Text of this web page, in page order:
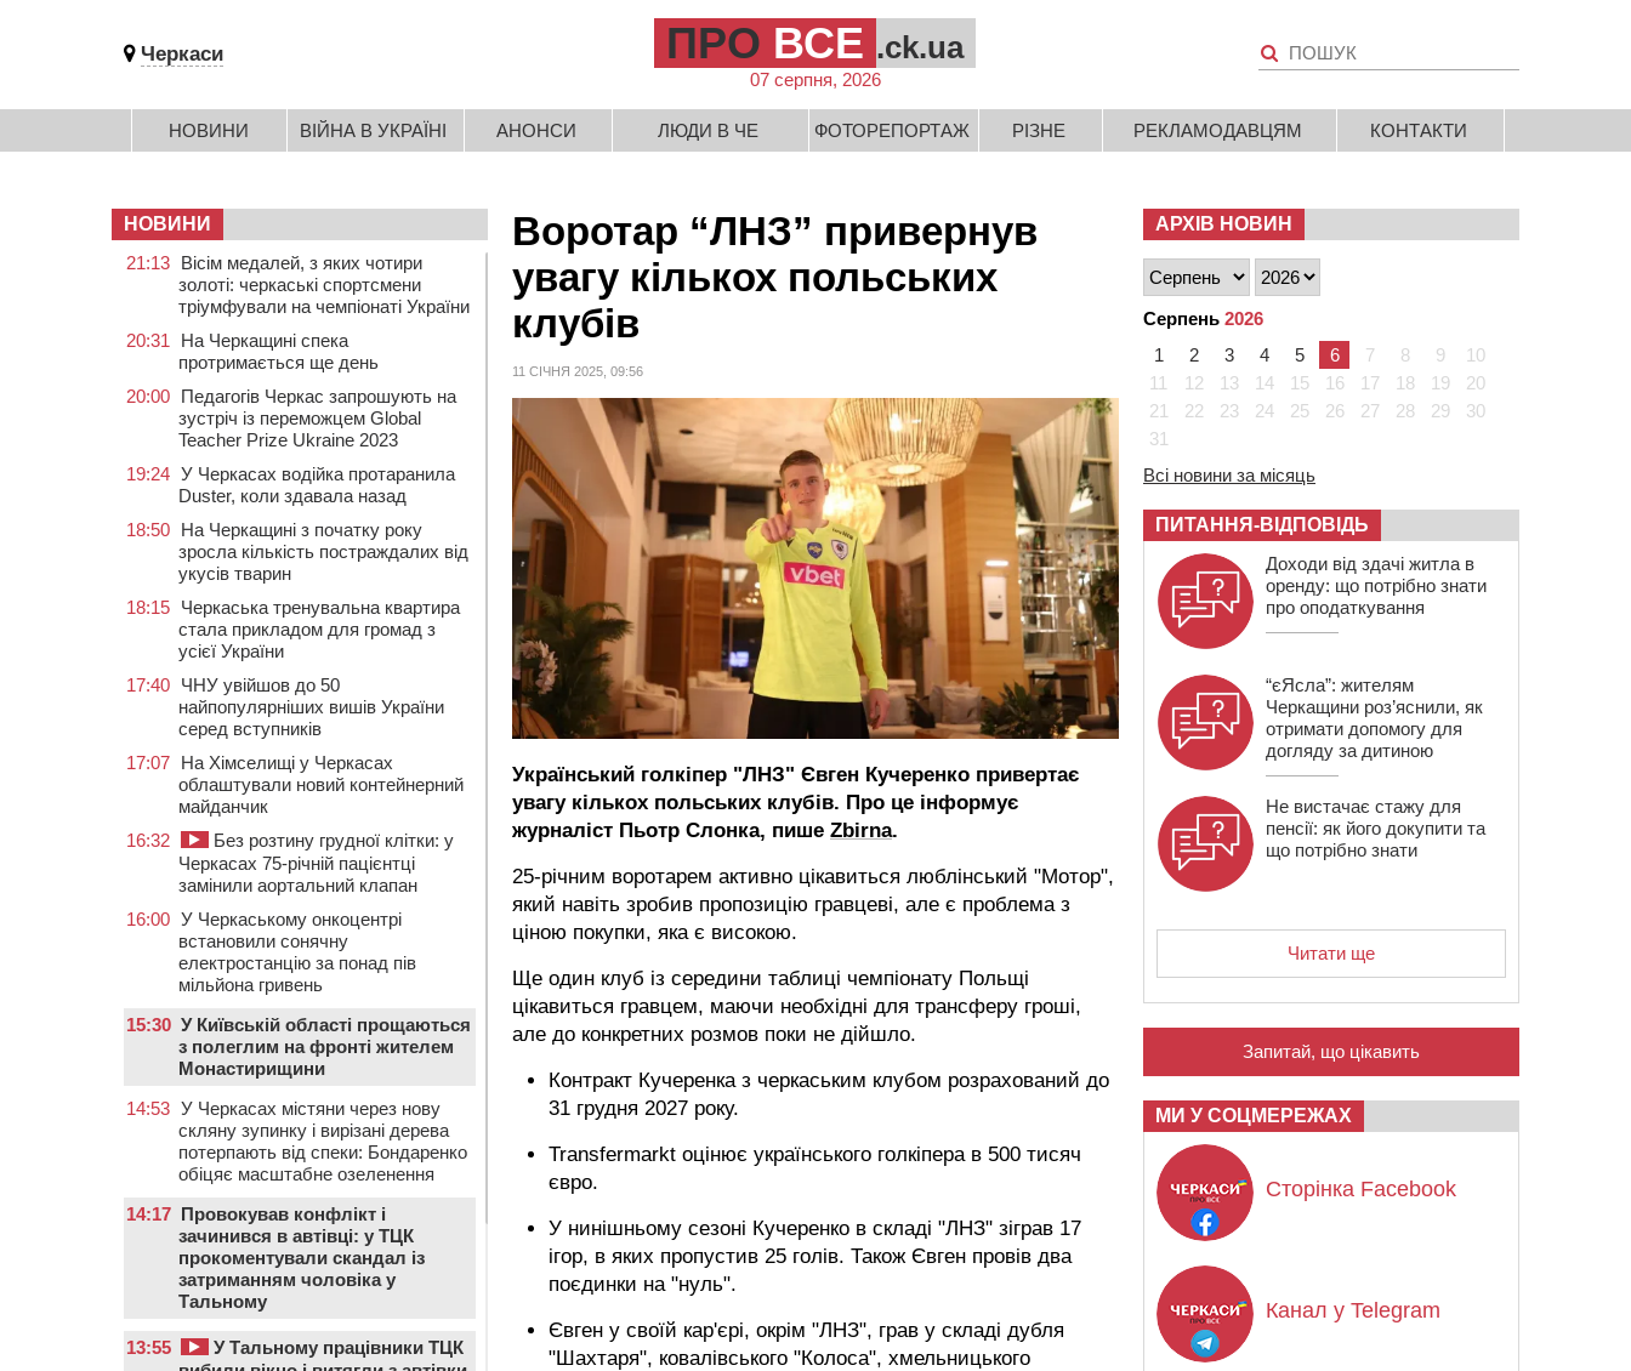
Черкаси ПРО ВСЕ .ck.ua
07 серпня, 2026
НОВИНИ ВІЙНА В УКРАЇНІ АНОНСИ ЛЮДИ В ЧЕ ФОТОРЕПОРТАЖ РІЗНЕ РЕКЛАМОДАВЦЯМ КОНТАКТИ
Воротар “ЛНЗ” привернув
увагу кількох польських
клубів
11 СІЧНЯ 2025, 09:56
Український голкіпер "ЛНЗ" Євген Кучеренко привертає
увагу кількох польських клубів. Про це інформує
журналіст Пьотр Слонка, пише Zbirna.
25-річним воротарем активно цікавиться люблінський "Мотор",
який навіть зробив пропозицію гравцеві, але є проблема з
ціною покупки, яка є високою.
Ще один клуб із середини таблиці чемпіонату Польщі
цікавиться гравцем, маючи необхідні для трансферу гроші,
але до конкретних розмов поки не дійшло.
Контракт Кучеренка з черкаським клубом розрахований до
31 грудня 2027 року.
Transfermarkt оцінює українського голкіпера в 500 тисяч
євро.
У нинішньому сезоні Кучеренко в складі "ЛНЗ" зіграв 17
ігор, в яких пропустив 25 голів. Також Євген провів два
поєдинки на "нуль".
Євген у своїй кар'єрі, окрім "ЛНЗ", грав у складі дубля
"Шахтаря", ковалівського "Колоса", хмельницького
НОВИНИ
21:13 Вісім медалей, з яких чотири
золоті: черкаські спортсмени
тріумфували на чемпіонаті України
20:31
На Черкащині спека
протримається ще день
20:00 Педагогів Черкас запрошують на
зустріч із переможцем Global
Teacher Prize Ukraine 2023
19:24 У Черкасах водійка протаранила
Duster, коли здавала назад
18:50 На Черкащині з початку року
зросла кількість постраждалих від
укусів тварин
18:15 Черкаська тренувальна квартира
стала прикладом для громад з
усієї України
17:40 ЧНУ увійшов до 50
найпопулярніших вишів України
серед вступників
17:07 На Хімселищі у Черкасах
облаштували новий контейнерний
майданчик
16:32
Без розтину грудної клітки: у
Черкасах 75-річній пацієнтці
замінили аортальний клапан
16:00 У Черкаському онкоцентрі
встановили сонячну
електростанцію за понад пів
мільйона гривень
15:30 У Київській області прощаються
з полеглим на фронті жителем
Монастирищини
14:53 У Черкасах містяни через нову
скляну зупинку і вирізані дерева
потерпають від спеки: Бондаренко
обіцяє масштабне озеленення
14:17 Провокував конфлікт і
зачинився в автівці: у ТЦК
прокоментували скандал із
затриманням чоловіка у
Тальному
13:55
У Тальному працівники ТЦК
АРХІВ НОВИН
Серпень 2026
1
2 3 4 5 6 7 8 9
10
11
12 13 14 15 16 17 18 19
20
21
22 23 24 25 26 27 28 29
30
31
Всі новини за місяць
ПИТАННЯ-ВІДПОВІДЬ
Доходи від здачі житла в
оренду: що потрібно знати
про оподаткування
“єЯсла”: жителям
Черкащини роз’яснили, як
отримати допомогу для
догляду за дитиною
Не вистачає стажу для
пенсії: як його докупити та
що потрібно знати
Читати ще
Запитай, що цікавить
МИ У СОЦМЕРЕЖАХ
Сторінка Facebook
Канал у Telegram